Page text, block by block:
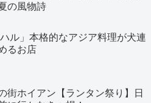
の風物詩
ハル」本格的なアジア料理が犬連
るお店
街ホイアン【ランタン祭り】日